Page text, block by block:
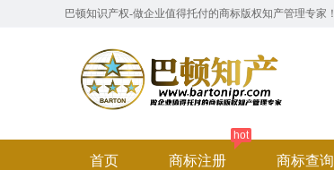
巴顿知识产权-做企业值得托付的商标版权知产管理专家！
首页 商标注册
hot
商标查询